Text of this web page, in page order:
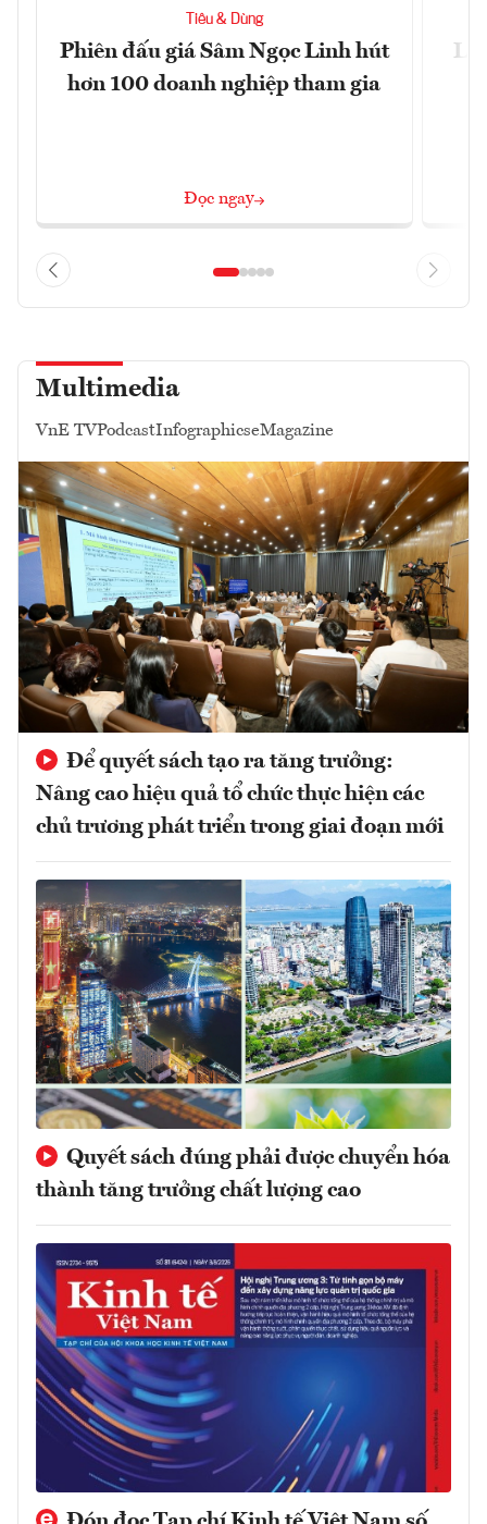
Tiêu & Dùng
Phiên đấu giá Sâm Ngọc Linh hút
hơn 100 doanh nghiệp tham gia
Đọc ngay
Multimedia
VnE TVPodcastInfographicseMagazine
Để quyết sách tạo ra tăng trưởng:
Nâng cao hiệu quả tổ chức thực hiện các
chủ trương phát triển trong giai đoạn mới
Quyết sách đúng phải được chuyển hóa
thành tăng trưởng chất lượng cao